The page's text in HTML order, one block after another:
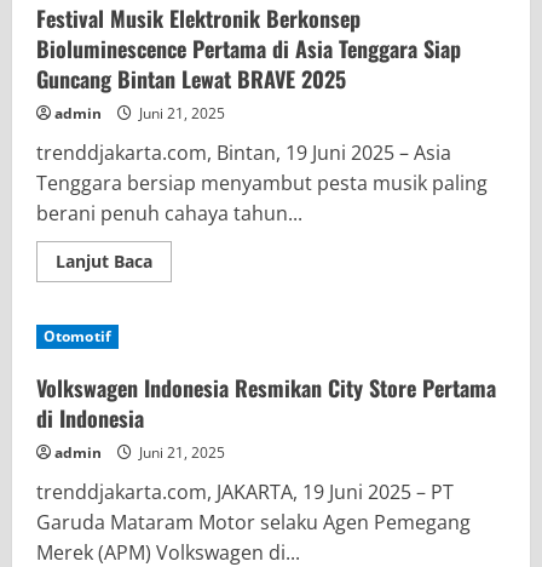
Festival Musik Elektronik Berkonsep
Bioluminescence Pertama di Asia Tenggara Siap
Guncang Bintan Lewat BRAVE 2025
admin Juni 21, 2025
trenddjakarta.com, Bintan, 19 Juni 2025 – Asia
Tenggara bersiap menyambut pesta musik paling
berani penuh cahaya tahun...
Lanjut BacaRead
more
Bioluminescence
Pertama
Tenggara
Siap
Guncang
Bintan
Lewat
BRAVE
2025
Otomotif
Volkswagen Indonesia Resmikan City Store Pertama
di Indonesia
admin Juni 21, 2025
trenddjakarta.com, JAKARTA, 19 Juni 2025 – PT
Garuda Mataram Motor selaku Agen Pemegang
Merek (APM) Volkswagen di...